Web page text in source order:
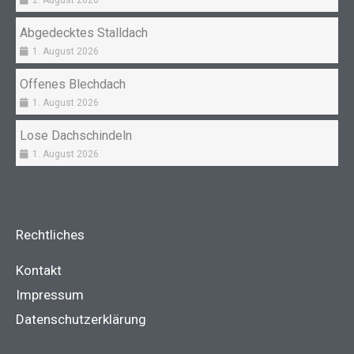
Abgedecktes Stalldach
1. August 2026
Offenes Blechdach
1. August 2026
Lose Dachschindeln
1. August 2026
Rechtliches
Kontakt
Impressum
Datenschutzerklärung